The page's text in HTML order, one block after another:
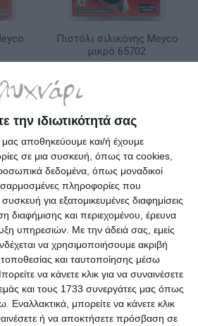
την ιδιωτικότητά σας
μας αποθηκεύουμε και/ή έχουμε
σε μια συσκευή, όπως τα cookies,
δεδομένα, όπως μοναδικοί
πληροφορίες που
για εξατομικευμένες διαφημίσεις
διαφήμισης και περιεχομένου, έρευνα
υπηρεσιών. Με την άδειά σας, εμείς
να χρησιμοποιήσουμε ακριβή
και ταυτοποίησης μέσω
να κάνετε κλικ για να συναινέσετε
και τους 1733 συνεργάτες μας όπως
Εναλλακτικά, μπορείτε να κάνετε κλικ
ή να αποκτήσετε πρόσβαση σε
Πιστόλι σιλικόνης Meyco
μικρό 65702
Ma
Πιστόλι σιλικόνης Super
60w. Bison